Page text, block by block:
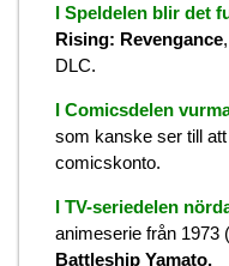
I Speldelen blir det
Rising: Revengance,
DLC.
I Comicsdelen
som kanske ser till
comicskonto.
I TV-seriedelen
animeserie från 1973
Battleship Yamato.